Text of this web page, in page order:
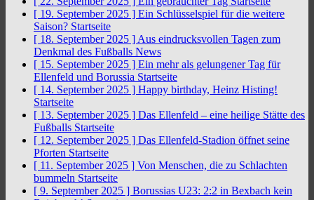
[ 19. September 2025 ] Ein Schlüsselspiel für die weitere
Saison? Startseite
[ 18. September 2025 ] Aus eindrucksvollen Tagen zum
Denkmal des Fußballs News
[ 15. September 2025 ] Ein mehr als gelungener Tag für
Ellenfeld und Borussia Startseite
[ 14. September 2025 ] Happy birthday, Heinz Histing!
Startseite
[ 13. September 2025 ] Das Ellenfeld – eine heilige Stätte des
Fußballs Startseite
[ 12. September 2025 ] Das Ellenfeld-Stadion öffnet seine
Pforten Startseite
[ 11. September 2025 ] Von Menschen, die zu Schlachten
bummeln Startseite
[ 9. September 2025 ] Borussias U23: 2:2 in Bexbach kein